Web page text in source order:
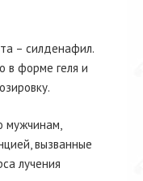
– силденафил.
в форме геля и
мужчинам,
вызванные
лучения